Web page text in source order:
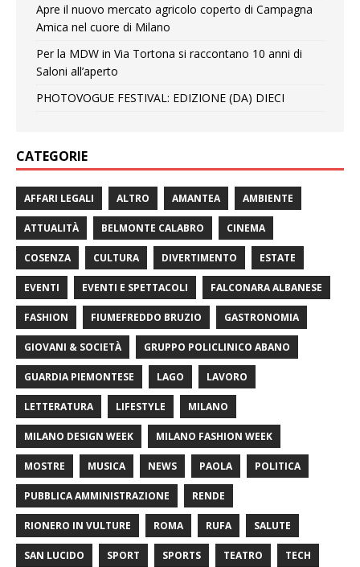
Apre il nuovo mercato agricolo coperto di Campagna
Amica nel cuore di Milano
Per la MDW in Via Tortona si raccontano 10 anni di
Saloni all’aperto
PHOTOVOGUE FESTIVAL: EDIZIONE (DA) DIECI
CATEGORIE
AFFARI LEGALI ALTRO AMANTEA AMBIENTE
ATTUALITÀ BELMONTE CALABRO CINEMA
COSENZA CULTURA DIVERTIMENTO ESTATE
EVENTI EVENTI E SPETTACOLI FALCONARA ALBANESE
FASHION FIUMEFREDDO BRUZIO GASTRONOMIA
GIOVANI & SOCIETÀ GRUPPO POLICLINICO ABANO
GUARDIA PIEMONTESE LAGO LAVORO
LETTERATURA LIFESTYLE MILANO
MILANO DESIGN WEEK MILANO FASHION WEEK
MOSTRE MUSICA NEWS PAOLA POLITICA
PUBBLICA AMMINISTRAZIONE RENDE
RIONERO IN VULTURE ROMA RUFA SALUTE
SAN LUCIDO SPORT SPORTS TEATRO TECH